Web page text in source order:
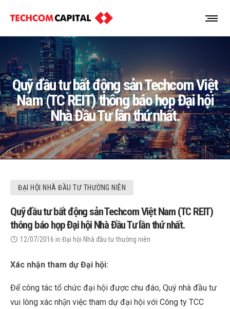
Quỹ đầu tư bất động sản Techcom Việt
Nam (TC REIT) thông báo họp Đại hội
Nhà Đầu Tư lần thứ nhất.
ĐẠI HỘI NHÀ ĐẦU TƯ THƯỜNG NIÊN
Quỹ đầu tư bất động sản Techcom Việt Nam (TC REIT)
thông báo họp Đại hội Nhà Đầu Tư lần thứ nhất.
12/07/2016 in Đại hội Nhà đầu tư thường niên
Xác nhận tham dự Đại hội:
Để công tác tổ chức đại hội được chu đáo, Quý nhà đầu tư
vui lòng xác nhận việc tham dự đại hội với Công ty TCC